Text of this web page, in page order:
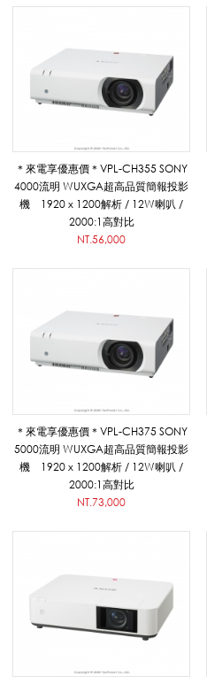
音
系
列
|
悅
適
影
音
教
＊來電享優惠價＊VPL-CH355 SONY
4000流明 WUXGA超高品質簡報投影
機 1920 x 1200解析 / 12W喇叭 /
2000:1高對比
NT.56,000
＊來電享優惠價＊VPL-CH375 SONY
5000流明 WUXGA超高品質簡報投影
機 1920 x 1200解析 / 12W喇叭 /
2000:1高對比
NT.73,000